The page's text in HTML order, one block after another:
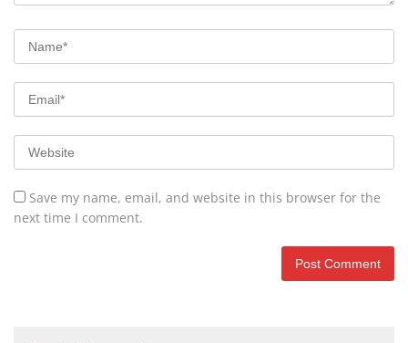
Save my name, email, and website in this browser for the
next time I comment.